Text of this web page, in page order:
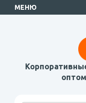
МЕНЮ